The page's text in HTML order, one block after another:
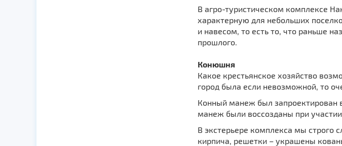
В агро-туристическом комплексе
характерную для небольших
и навесом, то есть то, что раньше
прошлого.
Конюшня
Какое крестьянское хозяйство
город была если невозможной, то
Конный манеж был
манеж были воссозданы при
В экстерьере комплекса мы строго
кирпича, решетки – украшены